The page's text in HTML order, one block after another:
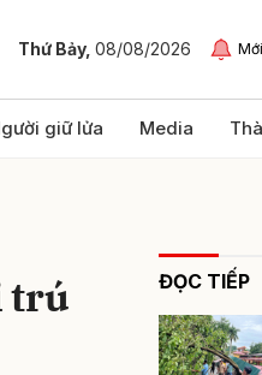
Thứ Bảy, 08/08/2026
giữ lửa Media
trú
ĐỌC TIẾP